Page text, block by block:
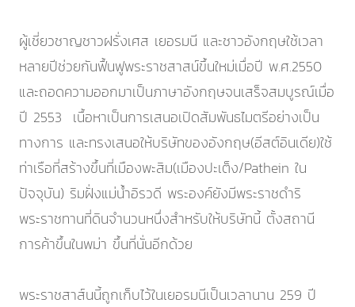
ผู้เชี่ยวชาญชาวฝรั่งเศส เยอรมนี และชาวอังกฤษใช้เวลา
หลายปีช่วยกันฟื้นฟูพระราชสาสน์ขึ้นใหม่เมื่อปี พ.ศ.2550
และถอดความออกมาเป็นภาษาอังกฤษจนเสร็จสมบูรณ์เมื่อ
ปี 2553 เนื้อหาเป็นการเสนอเปิดสัมพันธไมตรีอย่างเป็น
ทางการ และทรงเสนอให้บริษัทของอังกฤษ(อีสต์อินเดีย)ใช้
ท่าเรือที่สร้างขึ้นที่เมืองพะสิม(เมืองปะเต็ง/Pathein ใน
ปัจจุบัน) ริมฝั่งแม่น้ำอิรวดี พระองค์ยังมีพระราชดำริ
พระราชทานที่ดินจำนวนหนึ่งสำหรับให้บริษัทนี้ ตั้งสถานี
การค้าขึ้นในพม่า ขึ้นที่นั่นอีกด้วย
พระราชสาส์นนี้ถูกเก็บไว้ในเยอรมนีเป็นเวลานาน 259 ปี